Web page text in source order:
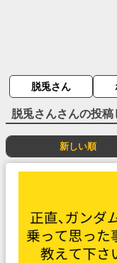
脱兎さん
脱兎さんさんの投稿
新しい順